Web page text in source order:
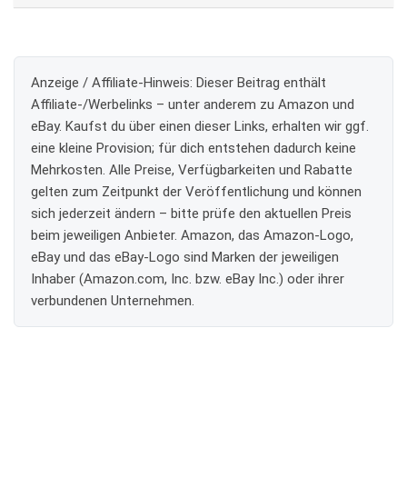
Anzeige / Affiliate-Hinweis: Dieser Beitrag enthält
Affiliate-/Werbelinks – unter anderem zu Amazon und
eBay. Kaufst du über einen dieser Links, erhalten wir ggf.
eine kleine Provision; für dich entstehen dadurch keine
Mehrkosten. Alle Preise, Verfügbarkeiten und Rabatte
gelten zum Zeitpunkt der Veröffentlichung und können
sich jederzeit ändern – bitte prüfe den aktuellen Preis
beim jeweiligen Anbieter. Amazon, das Amazon-Logo,
eBay und das eBay-Logo sind Marken der jeweiligen
Inhaber (Amazon.com, Inc. bzw. eBay Inc.) oder ihrer
verbundenen Unternehmen.